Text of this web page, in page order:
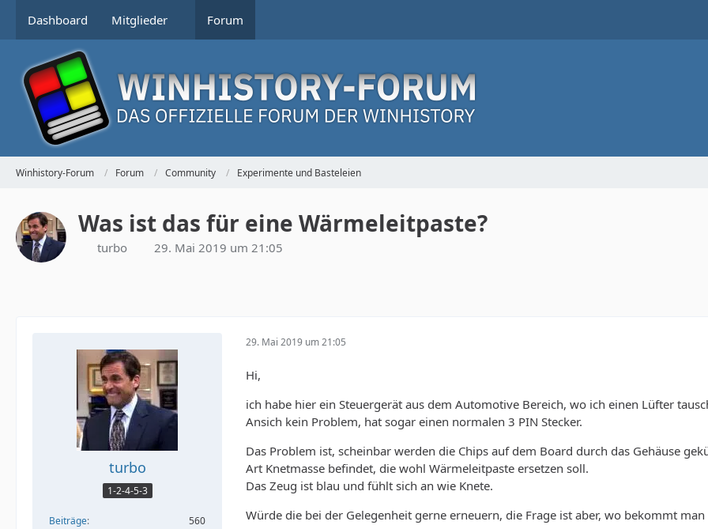
Dashboard Mitglieder Forum
Winhistory-Forum Forum Community Experimente und Basteleien
Was ist das für eine Wärmeleitpaste?
turbo 29. Mai 2019 um 21:05
turbo
1-2-4-5-3
Beiträge 560
29. Mai 2019 um 21:05
Hi,
ich habe hier ein Steuergerät aus dem Automotive Bereich, wo ich einen Lüfter
Ansich kein Problem, hat sogar einen normalen 3 PIN Stecker.
Das Problem ist, scheinbar werden die Chips auf dem Board durch das Gehäuse
Art Knetmasse befindet, die wohl Wärmeleitpaste ersetzen soll.
Das Zeug ist blau und fühlt sich an wie Knete.
Würde die bei der Gelegenheit gerne erneuern, die Frage ist aber, wo bekommt man